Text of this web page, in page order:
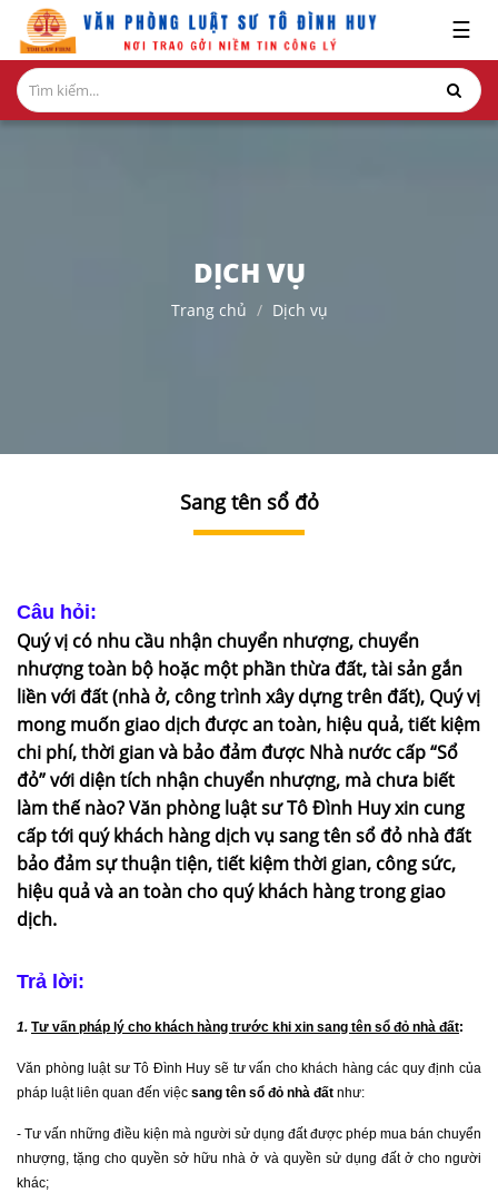
GIỚI
THIỆU
BẢN
THỦ
TỤC
LIÊN
HỆ
☰
DỊCH VỤ
Trang chủ Dịch vụ
Sang tên sổ đỏ
Câu hỏi:
Quý vị có nhu cầu nhận chuyển nhượng, chuyển
nhượng toàn bộ hoặc một phần thừa đất, tài sản gắn
liền với đất (nhà ở, công trình xây dựng trên đất), Quý vị
mong muốn giao dịch được an toàn, hiệu quả, tiết kiệm
chi phí, thời gian và bảo đảm được Nhà nước cấp “Sổ
đỏ” với diện tích nhận chuyển nhượng, mà chưa biết
làm thế nào? Văn phòng luật sư Tô Đình Huy xin cung
cấp tới quý khách hàng dịch vụ sang tên sổ đỏ nhà đất
bảo đảm sự thuận tiện, tiết kiệm thời gian, công sức,
hiệu quả và an toàn cho quý khách hàng trong giao
dịch.
Trả lời:
1. Tư vấn pháp lý cho khách hàng trước khi xin sang tên sổ đỏ nhà đất:
Văn phòng luật sư Tô Đình Huy sẽ tư vấn cho khách hàng các quy định của
pháp luật liên quan đến việc sang tên sổ đỏ nhà đất như:
- Tư vấn những điều kiện mà người sử dụng đất được phép mua bán chuyển
nhượng, tặng cho quyền sở hữu nhà ở và quyền sử dụng đất ở cho người
khác;